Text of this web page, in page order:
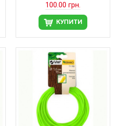
100.00 грн.
КУПИТИ